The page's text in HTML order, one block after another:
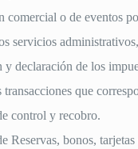
comercial o de eventos
servicios
y declaración de los
transacciones que
control y recobro.
Reservas, bonos,